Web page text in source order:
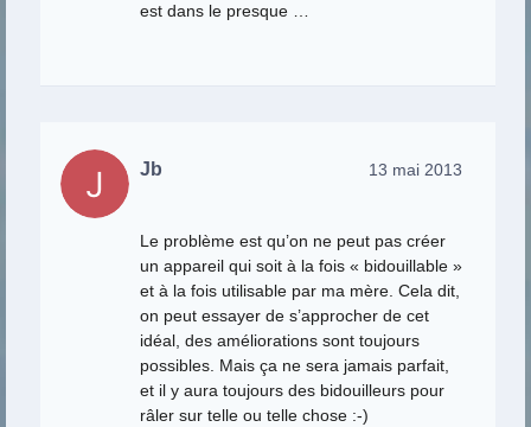
est dans le presque …
Jb 13 mai 2013
Le problème est qu’on ne peut pas créer
un appareil qui soit à la fois « bidouillable »
et à la fois utilisable par ma mère. Cela dit,
on peut essayer de s’approcher de cet
idéal, des améliorations sont toujours
possibles. Mais ça ne sera jamais parfait,
et il y aura toujours des bidouilleurs pour
râler sur telle ou telle chose :-)